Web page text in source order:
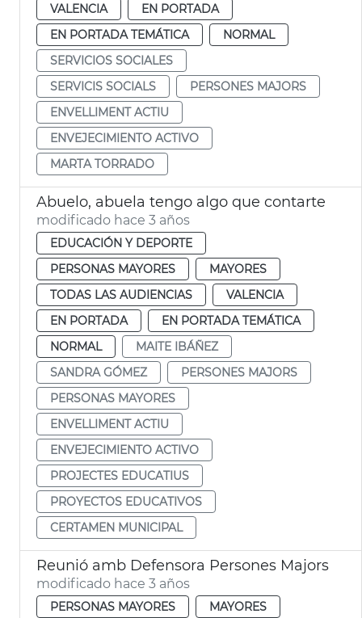
VALENCIA
EN PORTADA
EN PORTADA TEMÁTICA
NORMAL
SERVICIOS SOCIALES
SERVICIS SOCIALS
PERSONES MAJORS
ENVELLIMENT ACTIU
ENVEJECIMIENTO ACTIVO
MARTA TORRADO
Abuelo, abuela tengo algo que contarte
modificado hace 3 años
EDUCACIÓN Y DEPORTE
PERSONAS MAYORES
MAYORES
TODAS LAS AUDIENCIAS
VALENCIA
EN PORTADA
EN PORTADA TEMÁTICA
NORMAL
MAITE IBÁÑEZ
SANDRA GÓMEZ
PERSONES MAJORS
PERSONAS MAYORES
ENVELLIMENT ACTIU
ENVEJECIMIENTO ACTIVO
PROJECTES EDUCATIUS
PROYECTOS EDUCATIVOS
CERTAMEN MUNICIPAL
Reunió amb Defensora Persones Majors
modificado hace 3 años
PERSONAS MAYORES MAYORES